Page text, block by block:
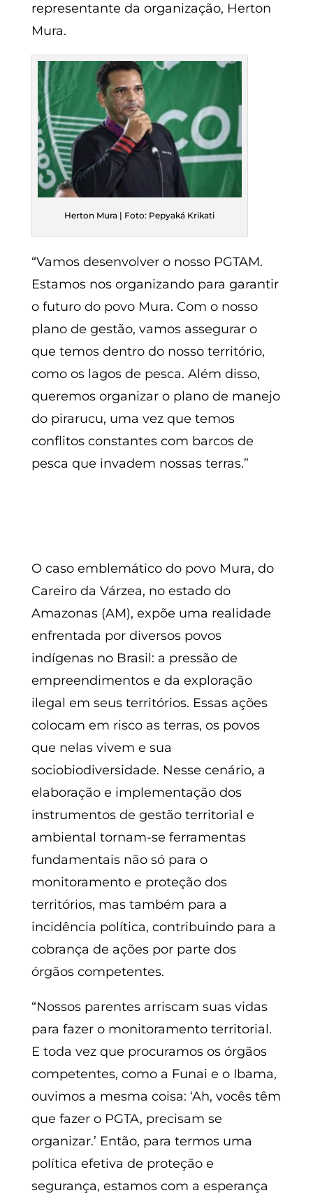
representante da organização, Herton
Mura.
Herton Mura | Foto: Pepyaká Krikati
“Vamos desenvolver o nosso PGTAM.
Estamos nos organizando para garantir
o futuro do povo Mura. Com o nosso
plano de gestão, vamos assegurar o
que temos dentro do nosso território,
como os lagos de pesca. Além disso,
queremos organizar o plano de manejo
do pirarucu, uma vez que temos
conflitos constantes com barcos de
pesca que invadem nossas terras.”
O caso emblemático do povo Mura, do
Careiro da Várzea, no estado do
Amazonas (AM), expõe uma realidade
enfrentada por diversos povos
indígenas no Brasil: a pressão de
empreendimentos e da exploração
ilegal em seus territórios. Essas ações
colocam em risco as terras, os povos
que nelas vivem e sua
sociobiodiversidade. Nesse cenário, a
elaboração e implementação dos
instrumentos de gestão territorial e
ambiental tornam-se ferramentas
fundamentais não só para o
monitoramento e proteção dos
territórios, mas também para a
incidência política, contribuindo para a
cobrança de ações por parte dos
órgãos competentes.
“Nossos parentes arriscam suas vidas
para fazer o monitoramento territorial.
E toda vez que procuramos os órgãos
competentes, como a Funai e o Ibama,
ouvimos a mesma coisa: ‘Ah, vocês têm
que fazer o PGTA, precisam se
organizar.’ Então, para termos uma
política efetiva de proteção e
segurança, estamos com a esperança